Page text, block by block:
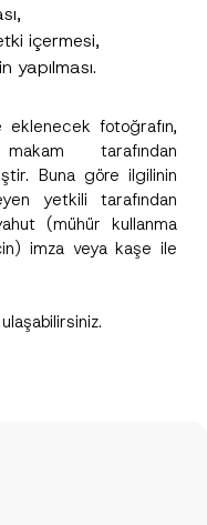
içermesi,
yapılması.
eklenecek fotoğrafın,
tarafından
Buna göre ilgilinin
yetkili tarafından
(mühür kullanma
imza veya kaşe ile
ulaşabilirsiniz.
sağlanan kişisel
ni okudum ve
aydınlatma
verilerimin